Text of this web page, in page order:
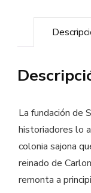
Mellot
de
biodinámica
cantidad
La fundación de
historiadores lo
colonia sajona
reinado de
remonta a